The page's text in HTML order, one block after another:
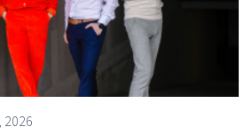
2026